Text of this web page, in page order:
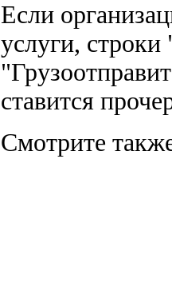
Если
услуги,
ставится
Смотрите